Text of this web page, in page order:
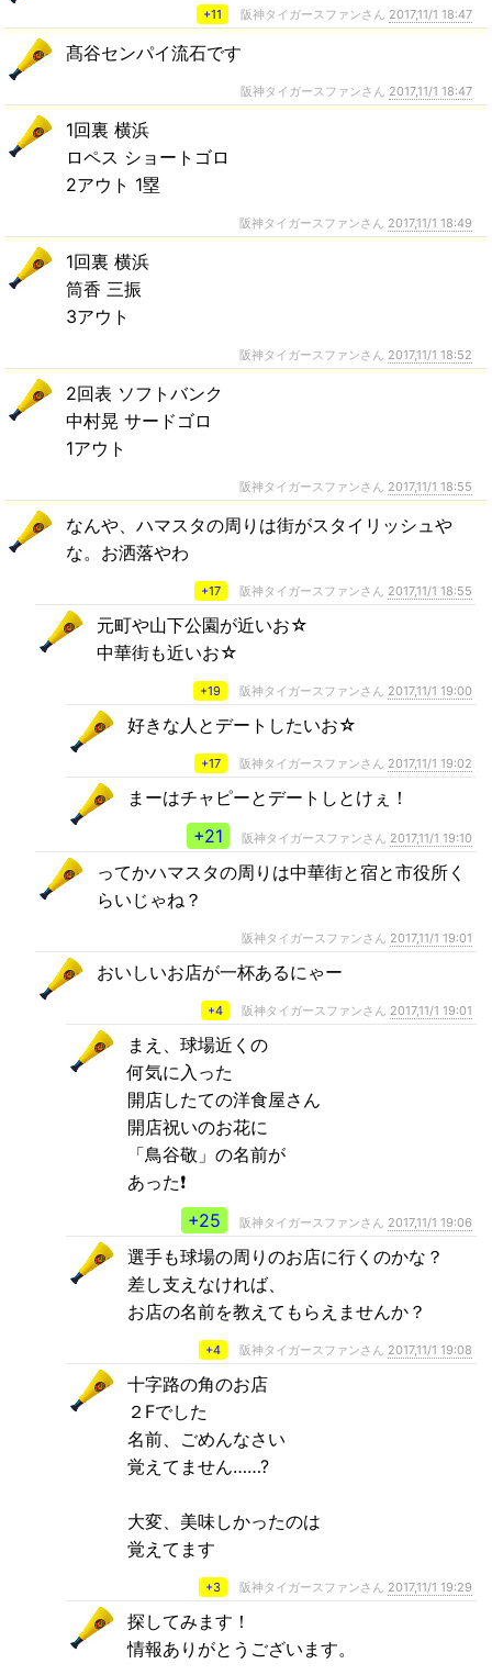
+11 阪神タイガースファンさん 2017,11/1 18:47
髙谷センパイ流石です
阪神タイガースファンさん 2017,11/1 18:47
1回裏 横浜
ロペス ショートゴロ
2アウト 1塁
阪神タイガースファンさん 2017,11/1 18:49
1回裏 横浜
筒香 三振
3アウト
阪神タイガースファンさん 2017,11/1 18:52
2回表 ソフトバンク
中村晃 サードゴロ
1アウト
阪神タイガースファンさん 2017,11/1 18:55
なんや、ハマスタの周りは街がスタイリッシュや
な。お洒落やわ
+17 阪神タイガースファンさん 2017,11/1 18:55
元町や山下公園が近いお☆
中華街も近いお☆
+19 阪神タイガースファンさん 2017,11/1 19:00
好きな人とデートしたいお☆
+17 阪神タイガースファンさん 2017,11/1 19:02
まーはチャピーとデートしとけぇ！
+21
阪神タイガースファンさん 2017,11/1 19:10
ってかハマスタの周りは中華街と宿と市役所く
らいじゃね？
阪神タイガースファンさん 2017,11/1 19:01
おいしいお店が一杯あるにゃー
+4 阪神タイガースファンさん 2017,11/1 19:01
まえ、球場近くの
何気に入った
開店したての洋食屋さん
開店祝いのお花に
「鳥谷敬」の名前が
あった❗
+25
阪神タイガースファンさん 2017,11/1 19:06
選手も球場の周りのお店に行くのかな？
差し支えなければ、
お店の名前を教えてもらえませんか？
+4 阪神タイガースファンさん 2017,11/1 19:08
十字路の角のお店
２Fでした
名前、ごめんなさい
覚えてません……?
大変、美味しかったのは
覚えてます
+3 阪神タイガースファンさん 2017,11/1 19:29
探してみます！
情報ありがとうございます。